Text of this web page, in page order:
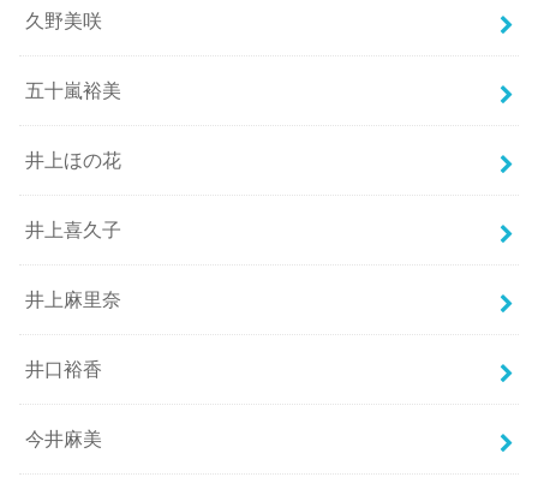
久野美咲
五十嵐裕美
井上ほの花
井上喜久子
井上麻里奈
井口裕香
今井麻美